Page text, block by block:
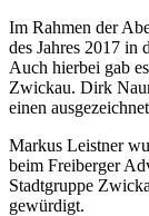
Im Rahmen der
des Jahres 2017 in
Auch hierbei gab
Zwickau. Dirk
einen
Markus Leistner
beim Freiberger
Stadtgruppe
gewürdigt.